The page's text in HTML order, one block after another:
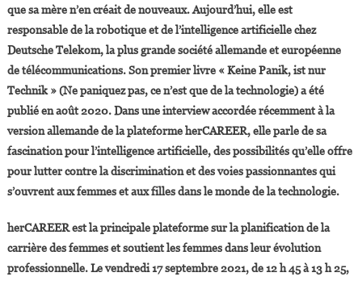
Les
Maths,
La
Technologie
Féminines
»
que sa mère n’en créait de nouveaux. Aujourd’hui, elle est
responsable de la robotique et de l’intelligence artificielle chez
Deutsche Telekom, la plus grande société allemande et européenne
de télécommunications. Son premier livre « Keine Panik, ist nur
Technik » (Ne paniquez pas, ce n’est que de la technologie) a été
publié en août 2020. Dans une interview accordée récemment à la
version allemande de la plateforme herCAREER, elle parle de sa
fascination pour l’intelligence artificielle, des possibilités qu’elle offre
pour lutter contre la discrimination et des voies passionnantes qui
s’ouvrent aux femmes et aux filles dans le monde de la technologie.
herCAREER est la principale plateforme sur la planification de la
carrière des femmes et soutient les femmes dans leur évolution
professionnelle. Le vendredi 17 septembre 2021, de 12 h 45 à 13 h 25,